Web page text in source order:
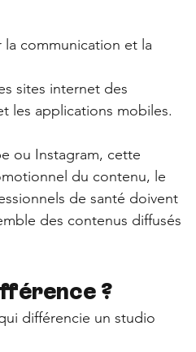
communication et la
sites internet des
les applications mobiles.
ou Instagram, cette
du contenu, le
de santé doivent
des contenus diffusés
?
différencie un studio